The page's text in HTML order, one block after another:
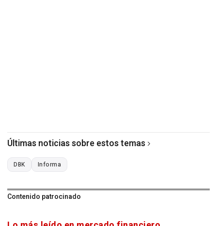
Últimas noticias sobre estos temas
DBK Informa
Contenido patrocinado